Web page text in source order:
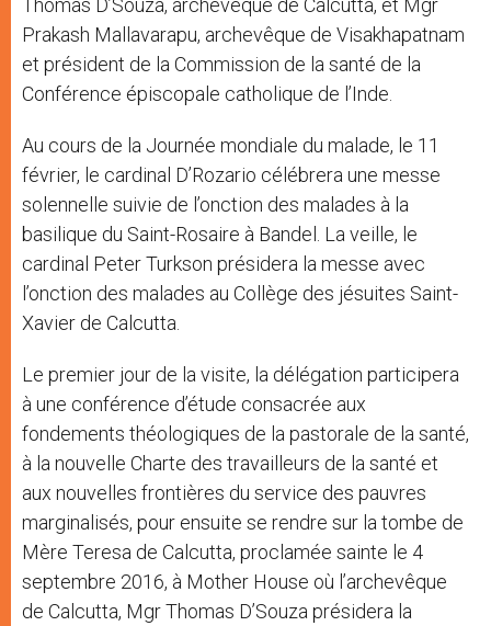
Thomas D’Souza, archevêque de Calcutta, et Mgr
Prakash Mallavarapu, archevêque de Visakhapatnam
et président de la Commission de la santé de la
Conférence épiscopale catholique de l’Inde.
Au cours de la Journée mondiale du malade, le 11
février, le cardinal D’Rozario célébrera une messe
solennelle suivie de l’onction des malades à la
basilique du Saint-Rosaire à Bandel. La veille, le
cardinal Peter Turkson présidera la messe avec
l’onction des malades au Collège des jésuites Saint-
Xavier de Calcutta.
Le premier jour de la visite, la délégation participera
à une conférence d’étude consacrée aux
fondements théologiques de la pastorale de la santé,
à la nouvelle Charte des travailleurs de la santé et
aux nouvelles frontières du service des pauvres
marginalisés, pour ensuite se rendre sur la tombe de
Mère Teresa de Calcutta, proclamée sainte le 4
septembre 2016, à Mother House où l’archevêque
de Calcutta, Mgr Thomas D’Souza présidera la